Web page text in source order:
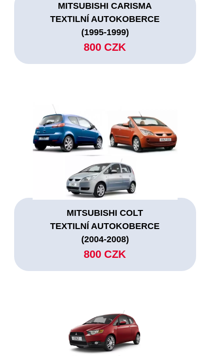
MITSUBISHI CARISMA
TEXTILNÍ AUTOKOBERCE
(1995-1999)
800 CZK
MITSUBISHI COLT
TEXTILNÍ AUTOKOBERCE
(2004-2008)
800 CZK